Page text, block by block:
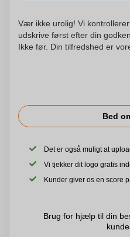
Vær ikke urolig! Vi
udskrive først efter din
Ikke før. Din tilfredshed er
Bed
Det er også muligt at
Vi tjekker dit logo gratis
Kunder giver os en score
Brug for hjælp til din